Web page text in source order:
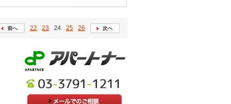
前へ 22 23 24 25 26 次へ